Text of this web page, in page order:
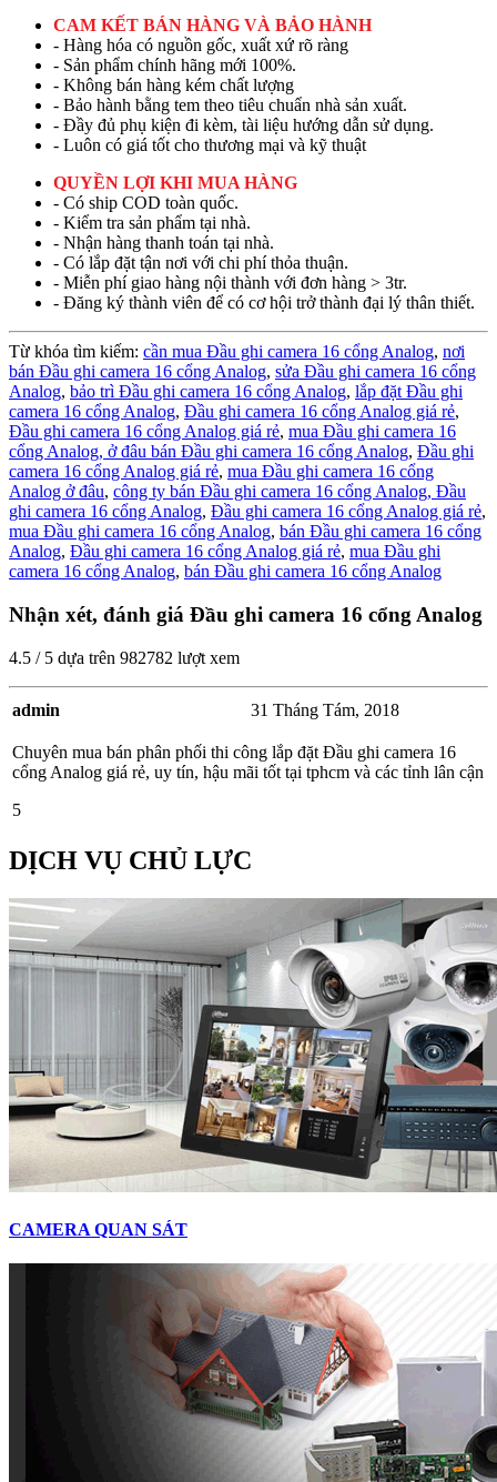
CAM KẾT BÁN HÀNG VÀ BẢO HÀNH
- Hàng hóa có nguồn gốc, xuất xứ rõ ràng
- Sản phẩm chính hãng mới 100%.
- Không bán hàng kém chất lượng
- Bảo hành bằng tem theo tiêu chuẩn nhà sản xuất.
- Đầy đủ phụ kiện đi kèm, tài liệu hướng dẫn sử dụng.
- Luôn có giá tốt cho thương mại và kỹ thuật
QUYỀN LỢI KHI MUA HÀNG
- Có ship COD toàn quốc.
- Kiểm tra sản phẩm tại nhà.
- Nhận hàng thanh toán tại nhà.
- Có lắp đặt tận nơi với chi phí thỏa thuận.
- Miễn phí giao hàng nội thành với đơn hàng > 3tr.
- Đăng ký thành viên để có cơ hội trở thành đại lý thân thiết.
Từ khóa tìm kiếm: cần mua Đầu ghi camera 16 cổng Analog, nơi
bán Đầu ghi camera 16 cổng Analog, sửa Đầu ghi camera 16 cổng
Analog, bảo trì Đầu ghi camera 16 cổng Analog, lắp đặt Đầu ghi
camera 16 cổng Analog, Đầu ghi camera 16 cổng Analog giá rẻ,
Đầu ghi camera 16 cổng Analog giá rẻ, mua Đầu ghi camera 16
cổng Analog, ở đâu bán Đầu ghi camera 16 cổng Analog, Đầu ghi
camera 16 cổng Analog giá rẻ, mua Đầu ghi camera 16 cổng
Analog ở đâu, công ty bán Đầu ghi camera 16 cổng Analog, Đầu
ghi camera 16 cổng Analog, Đầu ghi camera 16 cổng Analog giá rẻ,
mua Đầu ghi camera 16 cổng Analog, bán Đầu ghi camera 16 cổng
Analog, Đầu ghi camera 16 cổng Analog giá rẻ, mua Đầu ghi
camera 16 cổng Analog, bán Đầu ghi camera 16 cổng Analog
Nhận xét, đánh giá Đầu ghi camera 16 cổng Analog
4.5 / 5 dựa trên 982782 lượt xem
admin 31 Tháng Tám, 2018
Chuyên mua bán phân phối thi công lắp đặt Đầu ghi camera 16
cổng Analog giá rẻ, uy tín, hậu mãi tốt tại tphcm và các tỉnh lân cận
5
DỊCH VỤ CHỦ LỰC
CAMERA QUAN SÁT